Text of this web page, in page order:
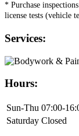
* Purchase
license tests (vehicle
Services:
Hours:
Sun-Thu 07:00-
Saturday Closed